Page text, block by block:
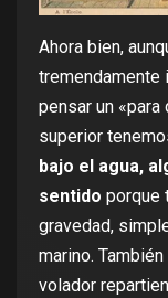
Ahora bien,
tremendamente
pensar un
superior
bajo el agua,
sentido porque
gravedad,
marino.
volador